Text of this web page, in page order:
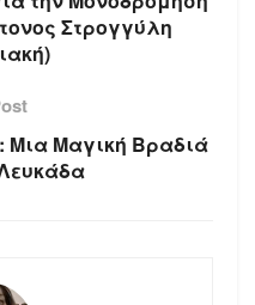
Στρογγύλη
Μια Μαγική Βραδιά